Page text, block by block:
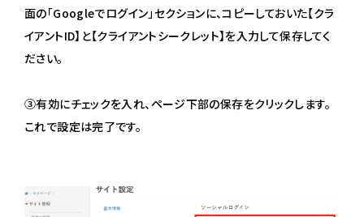
面の「Googleでログイン」セクションに、コピーしておいた【クラ
イアントID】と【クライアントシークレット】を入力して保存してく
ださい。
③有効にチェックを入れ、ページ下部の保存をクリックします。
これで設定は完了です。